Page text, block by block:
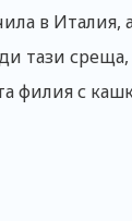
в
тази среща,
филия с